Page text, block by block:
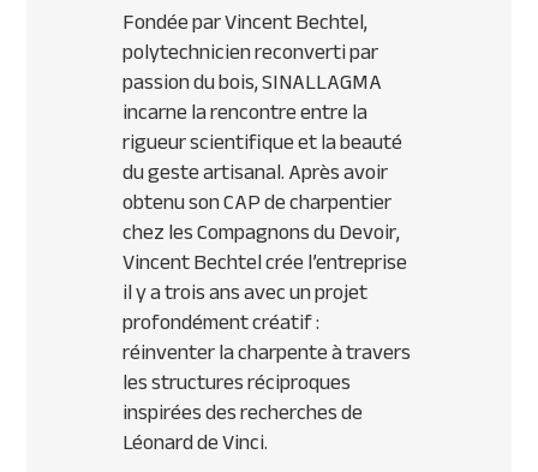
Fondée par Vincent Bechtel,
polytechnicien reconverti par
passion du bois, SINALLAGMA
incarne la rencontre entre la
rigueur scientifique et la beauté
du geste artisanal. Après avoir
obtenu son CAP de charpentier
chez les Compagnons du Devoir,
Vincent Bechtel crée l’entreprise
il y a trois ans avec un projet
profondément créatif :
réinventer la charpente à travers
les structures réciproques
inspirées des recherches de
Léonard de Vinci.